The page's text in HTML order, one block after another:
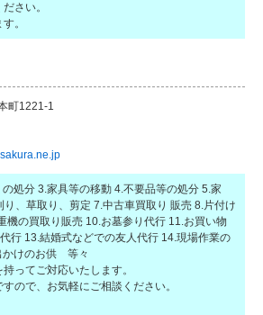
さい。
。
町1221-1
処分 3.家具等の移動 4.不要品等の処分 5.家
、草取り、剪定 7.中古車買取り 販売 8.片付け
機の買取り販売 10.お墓参り代行 11.お買い物
行 13.結婚式などでの友人代行 14.現場作業の
かけのお供 等々
ってご対応いたします。
ので、お気軽にご相談ください。